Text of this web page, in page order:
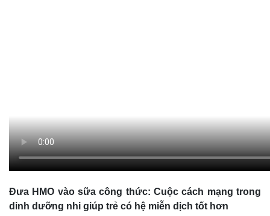
Đưa HMO vào sữa công thức: Cuộc cách mạng trong
dinh dưỡng nhi giúp trẻ có hệ miễn dịch tốt hơn